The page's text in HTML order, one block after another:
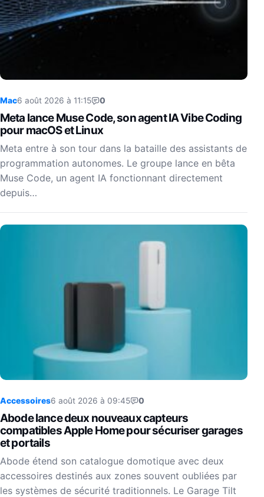
Mac6 août 2026 à 11:15 0
Meta lance Muse Code, son agent IA Vibe Coding
pour macOS et Linux
Meta entre à son tour dans la bataille des assistants de
programmation autonomes. Le groupe lance en bêta
Muse Code, un agent IA fonctionnant directement
depuis…
Accessoires6 août 2026 à 09:45 0
Abode lance deux nouveaux capteurs
compatibles Apple Home pour sécuriser garages
et portails
Abode étend son catalogue domotique avec deux
accessoires destinés aux zones souvent oubliées par
les systèmes de sécurité traditionnels. Le Garage Tilt